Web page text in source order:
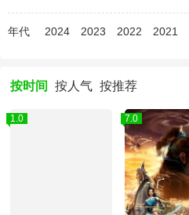
年代 2024 2023 2022 2021
按时间 按人气 按推荐
1.0 7.0